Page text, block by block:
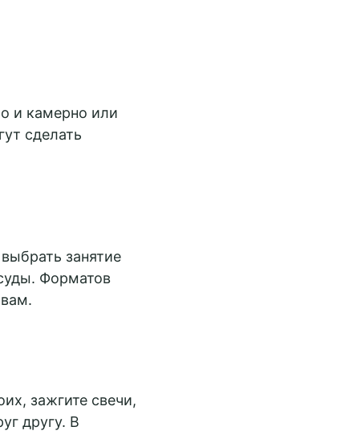
и камерно или
сделать
занятие
Форматов
зажгите свечи,
другу. В